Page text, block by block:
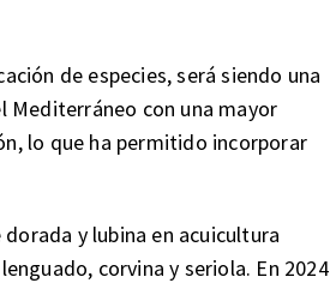
de especies, será siendo una
Mediterráneo con una mayor
lo que ha permitido incorporar
y lubina en acuicultura
corvina y seriola. En 2024